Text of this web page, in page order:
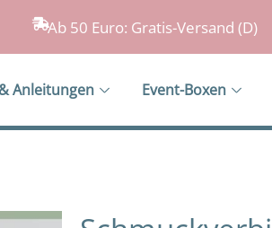
Ab 50 Euro: Gratis-Versand (D)
Anleitungen Event-Boxen